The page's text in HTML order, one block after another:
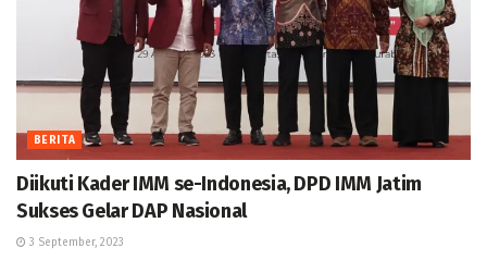
BERITA
Diikuti Kader IMM se-Indonesia, DPD IMM Jatim
Sukses Gelar DAP Nasional
3 September, 2023